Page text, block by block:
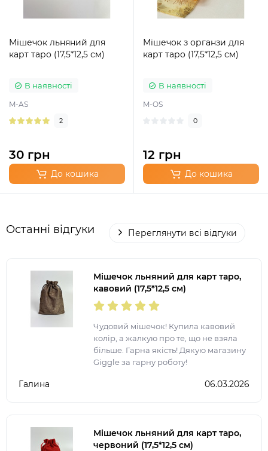
Мішечок льняний для
карт таро (17,5*12,5 см)
В наявності
M-AS
2
30 грн
До кошика
Мішечок з органзи для
карт таро (17,5*12,5 см)
В наявності
M-OS
0
12 грн
До кошика
Останні відгуки Переглянути всі відгуки
Мішечок льняний для карт таро,
кавовий (17,5*12,5 см)
Чудовий мішечок! Купила кавовий
колір, а жалкую про те, що не взяла
більше. Гарна якість! Дякую магазину
Giggle за гарну роботу!
Галина 06.03.2026
Мішечок льняний для карт таро,
червоний (17,5*12,5 см)